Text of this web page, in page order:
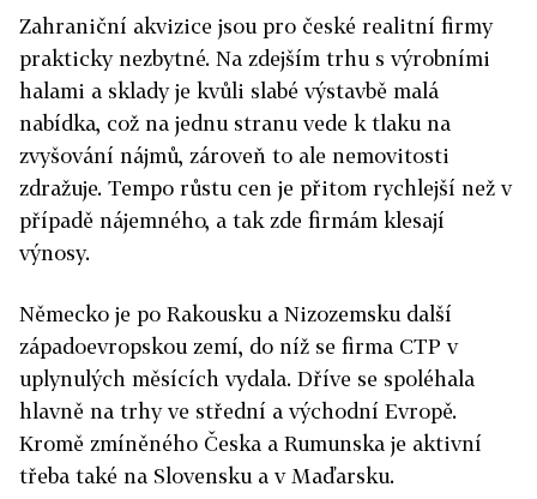
Zahraniční akvizice jsou pro české realitní firmy
prakticky nezbytné. Na zdejším trhu s výrobními
halami a sklady je kvůli slabé výstavbě malá
nabídka, což na jednu stranu vede k tlaku na
zvyšování nájmů, zároveň to ale nemovitosti
zdražuje. Tempo růstu cen je přitom rychlejší než v
případě nájemného, a tak zde firmám klesají
výnosy.
Německo je po Rakousku a Nizozemsku další
západoevropskou zemí, do níž se firma CTP v
uplynulých měsících vydala. Dříve se spoléhala
hlavně na trhy ve střední a východní Evropě.
Kromě zmíněného Česka a Rumunska je aktivní
třeba také na Slovensku a v Maďarsku.